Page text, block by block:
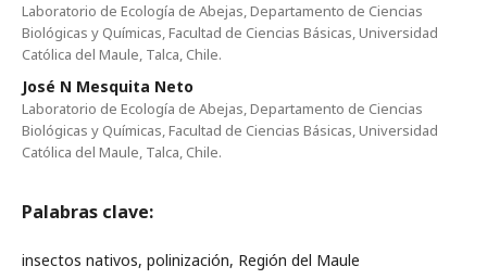
Laboratorio de Ecología de Abejas, Departamento de Ciencias
Biológicas y Químicas, Facultad de Ciencias Básicas, Universidad
Católica del Maule, Talca, Chile.
José N Mesquita Neto
Laboratorio de Ecología de Abejas, Departamento de Ciencias
Biológicas y Químicas, Facultad de Ciencias Básicas, Universidad
Católica del Maule, Talca, Chile.
Palabras clave:
insectos nativos, polinización, Región del Maule